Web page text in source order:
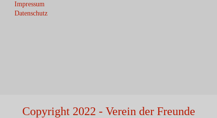
Impressum
Datenschutz
Copyright 2022 - Verein der Freunde